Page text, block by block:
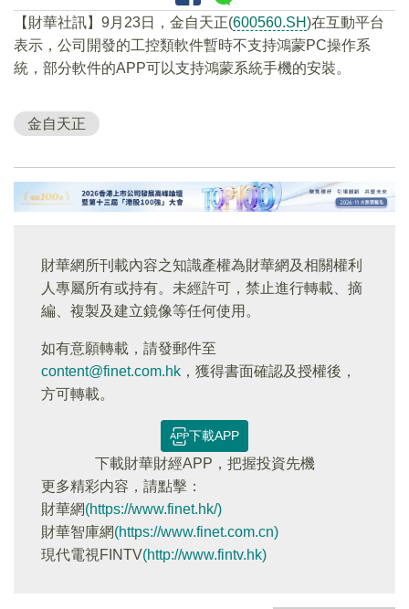
【財華社訊】9月23日，金自天正(600560.SH)在互動平台
表示，公司開發的工控類軟件暫時不支持鴻蒙PC操作系
統，部分軟件的APP可以支持鴻蒙系統手機的安裝。
金自天正
財華網所刊載內容之知識產權為財華網及相關權利
人專屬所有或持有。未經許可，禁止進行轉載、摘
編、複製及建立鏡像等任何使用。
如有意願轉載，請發郵件至
content@finet.com.hk ，獲得書面確認及授權後，
方可轉載。
下載APP
下載財華財經APP，把握投資先機
更多精彩内容，請點擊：
財華網(https://www.finet.hk/)
財華智庫網(https://www.finet.com.cn)
現代電視FINTV(http://www.fintv.hk)